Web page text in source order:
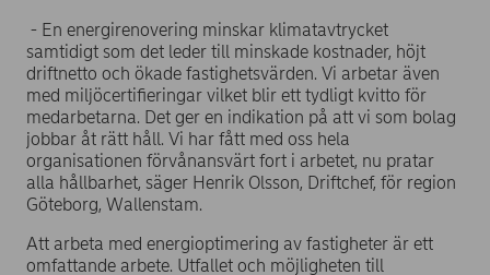
- En energirenovering minskar klimatavtrycket
samtidigt som det leder till minskade kostnader, höjt
driftnetto och ökade fastighetsvärden. Vi arbetar även
med miljöcertifieringar vilket blir ett tydligt kvitto för
medarbetarna. Det ger en indikation på att vi som bolag
jobbar åt rätt håll. Vi har fått med oss hela
organisationen förvånansvärt fort i arbetet, nu pratar
alla hållbarhet, säger Henrik Olsson, Driftchef, för region
Göteborg, Wallenstam.
Att arbeta med energioptimering av fastigheter är ett
omfattande arbete. Utfallet och möjligheten till